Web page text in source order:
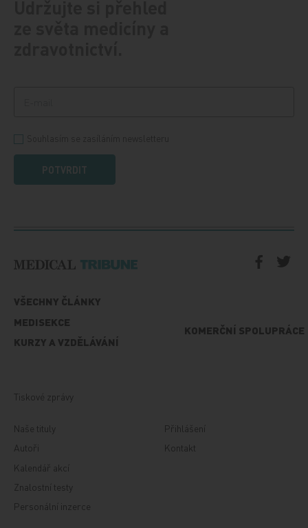
POTVRDIT
VŠECHNY ČLÁNKY
MEDISEKCE
KURZY A VZDĚLÁVÁNÍ
KOMERČNÍ SPOLUPRÁCE
Tiskové zprávy
Naše tituly
Autoři
Kalendář akcí
Znalostní testy
Personální inzerce
Přihlášení
Kontakt